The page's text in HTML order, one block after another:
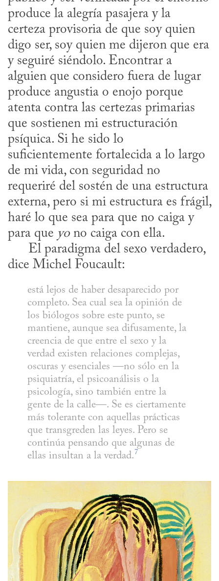
produce la alegría pasajera y la
certeza provisoria de que soy quien
digo ser, soy quien me dijeron que era
y seguiré siéndolo. Encontrar a
alguien que considero fuera de lugar
produce angustia o enojo porque
atenta contra las certezas primarias
que sostienen mi estructuración
psíquica. Si he sido lo
suficientemente fortalecida a lo largo
de mi vida, con seguridad no
requeriré del sostén de una estructura
externa, pero si mi estructura es frágil,
haré lo que sea para que no caiga y
para que yo no caiga con ella.
dice Michel Foucault:
está lejos de haber desaparecido por
completo. Sea cual sea la opinión de
los biólogos sobre este punto, se
mantiene, aunque sea difusamente, la
creencia de que entre el sexo y la
verdad existen relaciones complejas,
oscuras y esenciales —no sólo en la
psiquiatría, el psicoanálisis o la
psicología, sino también entre la
gente de la calle—. Se es ciertamente
más tolerante con aquellas prácticas
que transgreden las leyes. Pero se
continúa pensando que algunas de
ellas insultan a la verdad.7